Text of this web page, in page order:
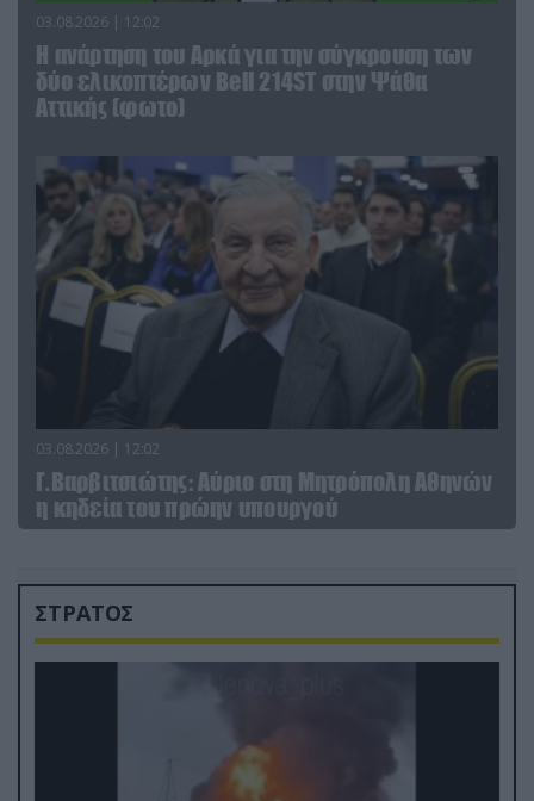
03.08.2026 | 12:02
Η ανάρτηση του Αρκά για την σύγκρουση των
δύο ελικοπτέρων Bell 214ST στην Ψάθα
Αττικής (φωτο)
03.08.2026 | 12:02
Γ.Βαρβιτσιώτης: Aύριο στη Μητρόπολη Αθηνών
η κηδεία του πρώην υπουργού
ΣΤΡΑΤΟΣ